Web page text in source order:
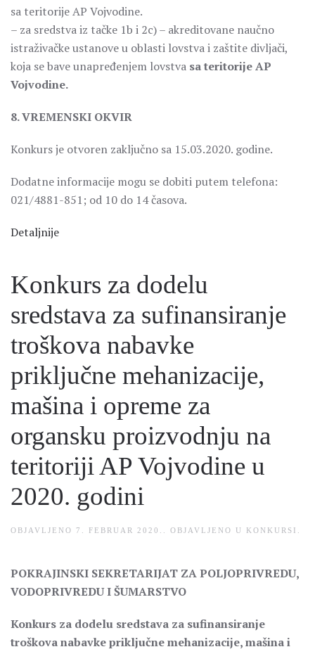
sa teritorije AP Vojvodine.
– za sredstva iz tačke 1b i 2c) – akreditovane naučno
istraživačke ustanove u oblasti lovstva i zaštite divljači,
koja se bave unapređenjem lovstva sa teritorije AP
Vojvodine.
8. VREMENSKI OKVIR
Konkurs je otvoren zaključno sa 15.03.2020. godine.
Dodatne informacije mogu se dobiti putem telefona:
021/4881-851; od 10 do 14 časova.
Detaljnije
Konkurs za dodelu
sredstava za sufinansiranje
troškova nabavke
priključne mehanizacije,
mašina i opreme za
organsku proizvodnju na
teritoriji AP Vojvodine u
2020. godini
OBJAVLJENO 7. FEBRUAR 2020. . OBJAVLJENO U KONKURSI
POKRAJINSKI SEKRETARIJAT ZA POLJOPRIVREDU,
VODOPRIVREDU I ŠUMARSTVO
Konkurs za dodelu sredstava za sufinansiranje
troškova nabavke priključne mehanizacije, mašina i